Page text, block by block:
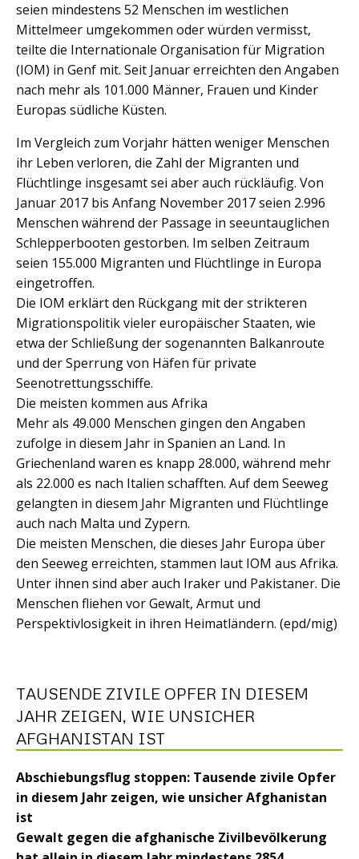
seien mindestens 52 Menschen im westlichen
Mittelmeer umgekommen oder würden vermisst,
teilte die Internationale Organisation für Migration
(IOM) in Genf mit. Seit Januar erreichten den Angaben
nach mehr als 101.000 Männer, Frauen und Kinder
Europas südliche Küsten.
Im Vergleich zum Vorjahr hätten weniger Menschen
ihr Leben verloren, die Zahl der Migranten und
Flüchtlinge insgesamt sei aber auch rückläufig. Von
Januar 2017 bis Anfang November 2017 seien 2.996
Menschen während der Passage in seeuntauglichen
Schlepperbooten gestorben. Im selben Zeitraum
seien 155.000 Migranten und Flüchtlinge in Europa
eingetroffen.
Die IOM erklärt den Rückgang mit der strikteren
Migrationspolitik vieler europäischer Staaten, wie
etwa der Schließung der sogenannten Balkanroute
und der Sperrung von Häfen für private
Seenotrettungsschiffe.
Die meisten kommen aus Afrika
Mehr als 49.000 Menschen gingen den Angaben
zufolge in diesem Jahr in Spanien an Land. In
Griechenland waren es knapp 28.000, während mehr
als 22.000 es nach Italien schafften. Auf dem Seeweg
gelangten in diesem Jahr Migranten und Flüchtlinge
auch nach Malta und Zypern.
Die meisten Menschen, die dieses Jahr Europa über
den Seeweg erreichten, stammen laut IOM aus Afrika.
Unter ihnen sind aber auch Iraker und Pakistaner. Die
Menschen fliehen vor Gewalt, Armut und
Perspektivlosigkeit in ihren Heimatländern. (epd/mig)
TAUSENDE ZIVILE OPFER IN DIESEM
JAHR ZEIGEN, WIE UNSICHER
AFGHANISTAN IST
Abschiebungsflug stoppen: Tausende zivile Opfer
in diesem Jahr zeigen, wie unsicher Afghanistan
ist
Gewalt gegen die afghanische Zivilbevölkerung